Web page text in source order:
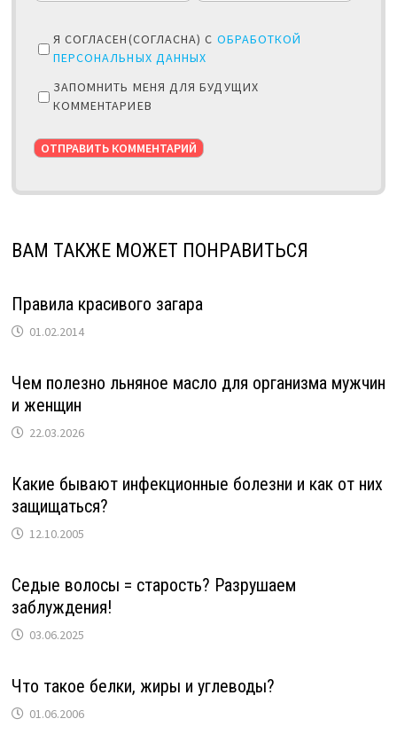
Я СОГЛАСЕН(СОГЛАСНА) С ОБРАБОТКОЙ
ПЕРСОНАЛЬНЫХ ДАННЫХ
ЗАПОМНИТЬ МЕНЯ ДЛЯ БУДУЩИХ
КОММЕНТАРИЕВ
ВАМ ТАКЖЕ МОЖЕТ ПОНРАВИТЬСЯ
Правила красивого загара
01.02.2014
Чем полезно льняное масло для организма мужчин
и женщин
22.03.2026
Какие бывают инфекционные болезни и как от них
защищаться?
12.10.2005
Седые волосы = старость? Разрушаем
заблуждения!
03.06.2025
Что такое белки, жиры и углеводы?
01.06.2006